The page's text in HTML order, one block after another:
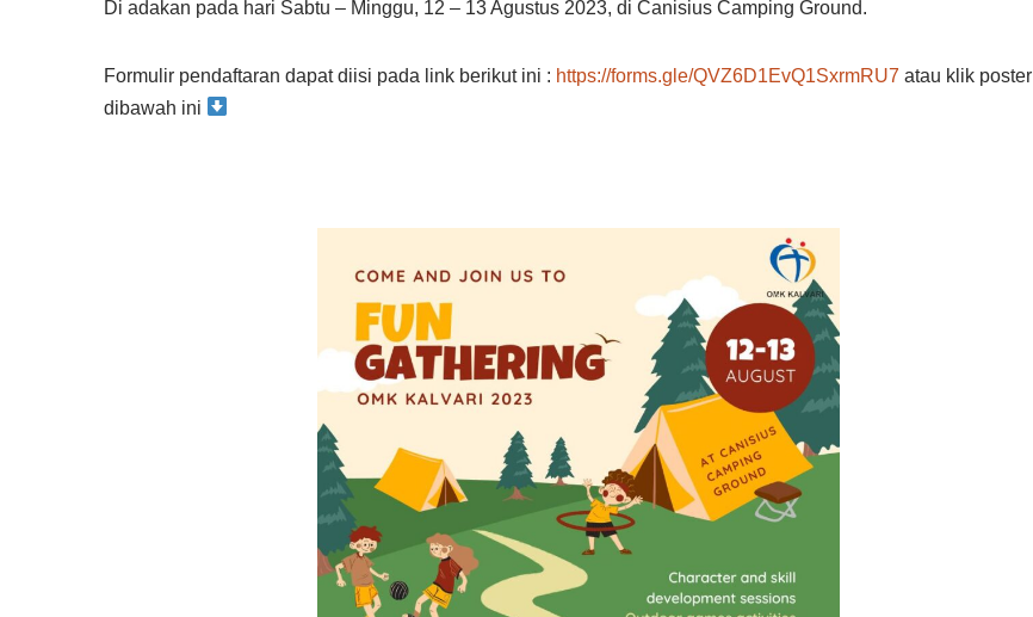
Di adakan pada hari Sabtu – Minggu, 12 – 13 Agustus 2023, di Canisius Camping Ground.
Formulir pendaftaran dapat diisi pada link berikut ini : https://forms.gle/QVZ6D1EvQ1SxrmRU7 atau klik poster
dibawah ini